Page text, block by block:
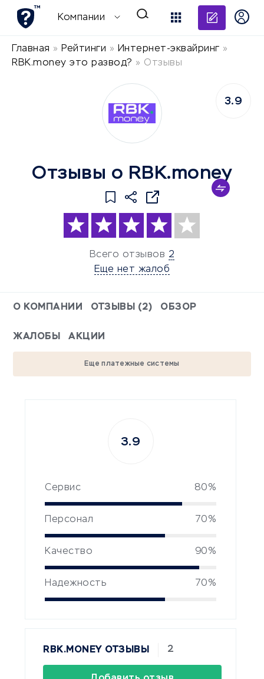
Компании
Главная » Рейтинги » Интернет-эквайринг »
RBK.money это развод? » Отзывы
Отзывы о RBK.money
Всего отзывов 2
Еще нет жалоб
3.9
О КОМПАНИИ ОТЗЫВЫ (2) ОБЗОР
ЖАЛОБЫ АКЦИИ
Еще платежные системы
Сервис 80%
Персонал 70%
Качество 90%
Надежность 70%
3.9
RBK.MONEY ОТЗЫВЫ 2